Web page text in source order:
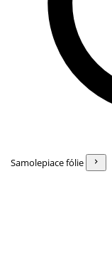
Samolepiace fólie